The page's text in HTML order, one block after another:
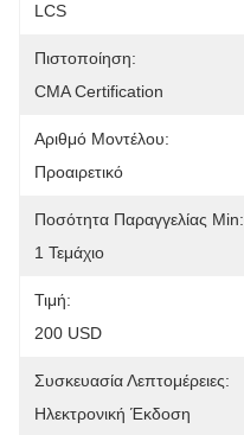
LCS
Πιστοποίηση:
CMA Certification
Αριθμό Μοντέλου:
Προαιρετικό
Ποσότητα Παραγγελίας Min:
1 Τεμάχιο
Τιμή:
200 USD
Συσκευασία Λεπτομέρειες:
Ηλεκτρονική Έκδοση